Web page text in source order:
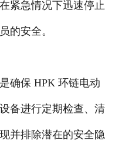
紧急情况下迅速停止
的安全。
保 HPK 环链电动
备进行定期检查、清
并排除潜在的安全隐